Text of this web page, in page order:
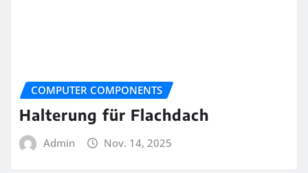
COMPUTER COMPONENTS
Halterung für Flachdach
Admin Nov. 14, 2025